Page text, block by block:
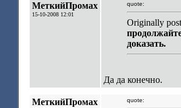
МеткийПромах
15-10-2008 12:01
quote:
Originally
доказать.
Да да конечно.
МеткийПромах quote: